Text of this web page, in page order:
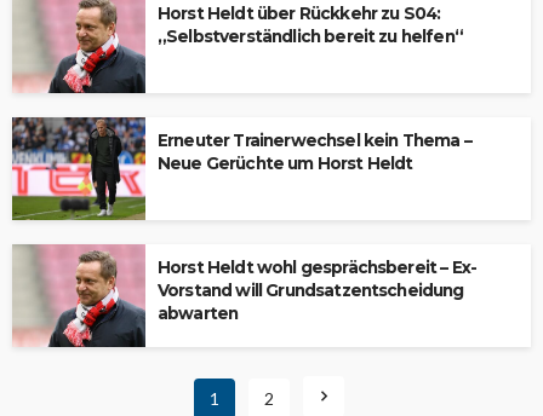
Horst Heldt über Rückkehr zu S04:
„Selbstverständlich bereit zu helfen“
Erneuter Trainerwechsel kein Thema –
Neue Gerüchte um Horst Heldt
Horst Heldt wohl gesprächsbereit – Ex-
Vorstand will Grundsatzentscheidung
abwarten
1 2